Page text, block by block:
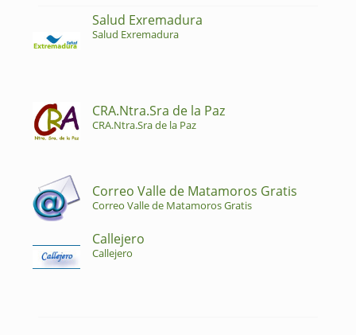
Salud Exremadura
Salud Exremadura
CRA.Ntra.Sra de la Paz
CRA.Ntra.Sra de la Paz
Correo Valle de Matamoros Gratis
Correo Valle de Matamoros Gratis
Callejero
Callejero